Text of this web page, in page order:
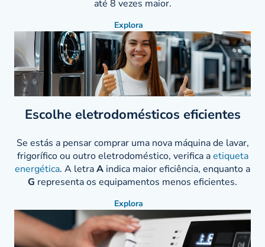
até 8 vezes maior.
Explora
Escolhe eletrodomésticos eficientes
Se estás a pensar comprar uma nova máquina de lavar,
frigorífico ou outro eletrodoméstico, verifica aetiqueta
energética. A letraA indica maior eficiência, enquanto a
G representa os equipamentos menos eficientes.
Explora